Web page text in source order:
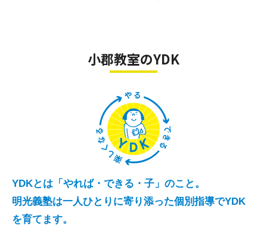
小郡教室のYDK
YDKとは「やれば・できる・子」のこと。
明光義塾は一人ひとりに寄り添った個別指導でYDK
を育てます。